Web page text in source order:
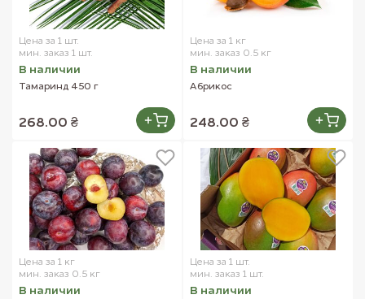
Цена за 1 шт.
мин. заказ 1 шт.
В наличии
Тамаринд 450 г
268.00 ₴
Цена за 1 кг
мин. заказ 0.5 кг
В наличии
Абрикос
248.00 ₴
Цена за 1 кг
мин. заказ 0.5 кг
В наличии
Цена за 1 шт.
мин. заказ 1 шт.
В наличии